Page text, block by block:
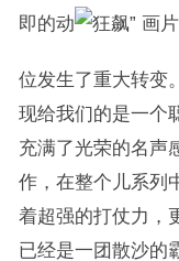
即的动
画
位发生了重大转变
现给我们的是一个
充满了光荣的名声
作，在整个儿系列
着超强的打仗力，
已经是一团散沙的